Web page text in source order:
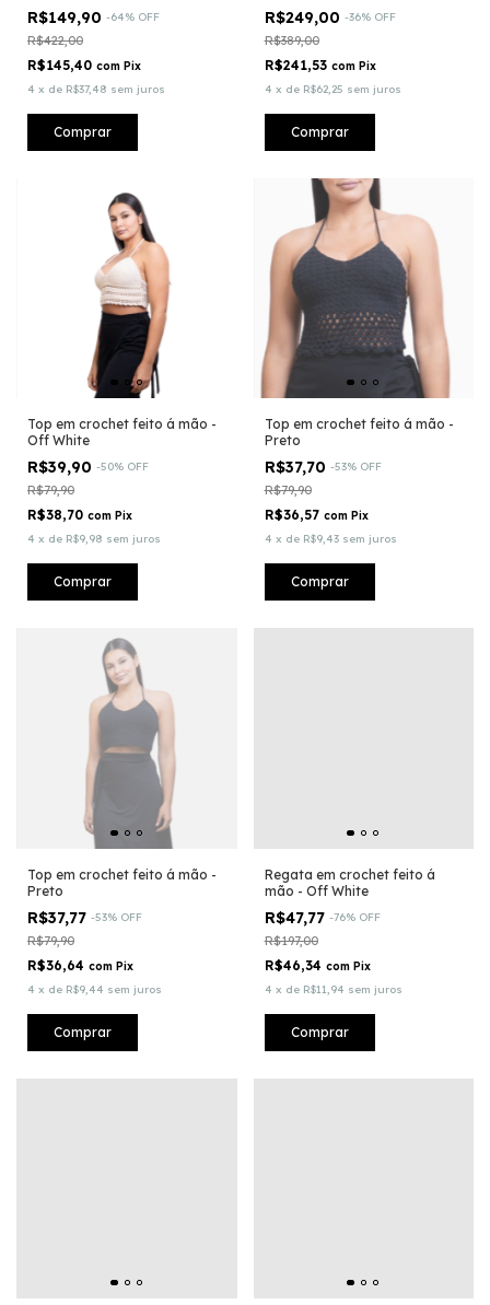
R$149,90 -64% OFF
R$422,00
R$145,40 com Pix
4 x de R$37,48 sem juros
Comprar
R$249,00 -36% OFF
R$389,00
R$241,53 com Pix
4 x de R$62,25 sem juros
Comprar
Top em crochet feito á mão -
Off White
R$39,90 -50% OFF
R$79,90
R$38,70 com Pix
4 x de R$9,98 sem juros
Comprar
Top em crochet feito á mão -
Preto
R$37,70 -53% OFF
R$79,90
R$36,57 com Pix
4 x de R$9,43 sem juros
Comprar
Top em crochet feito á mão -
Preto
R$37,77 -53% OFF
R$79,90
R$36,64 com Pix
4 x de R$9,44 sem juros
Comprar
Regata em crochet feito á
mão - Off White
R$47,77 -76% OFF
R$197,00
R$46,34 com Pix
4 x de R$11,94 sem juros
Comprar